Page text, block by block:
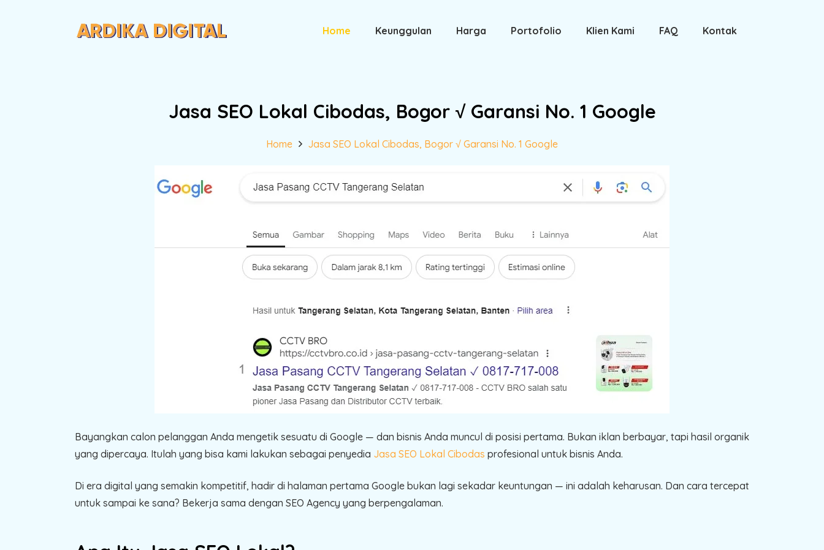
Home Keunggulan Harga Portofolio Klien Kami FAQ Kontak
Jasa SEO Lokal Cibodas, Bogor √ Garansi No. 1 Google
Home Jasa SEO Lokal Cibodas, Bogor √ Garansi No. 1 Google
Bayangkan calon pelanggan Anda mengetik sesuatu di Google — dan bisnis Anda muncul di posisi pertama. Bukan iklan berbayar, tapi hasil organik
yang dipercaya. Itulah yang bisa kami lakukan sebagai penyedia Jasa SEO Lokal Cibodas profesional untuk bisnis Anda.
Di era digital yang semakin kompetitif, hadir di halaman pertama Google bukan lagi sekadar keuntungan — ini adalah keharusan. Dan cara tercepat
untuk sampai ke sana? Bekerja sama dengan SEO Agency yang berpengalaman.